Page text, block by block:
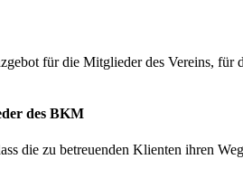
für die Mitglieder des Vereins,
des BKM
die zu betreuenden Klienten ihren